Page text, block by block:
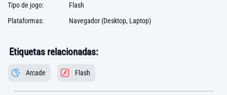
Tipo de jogo:
Flash
Plataformas:
Navegador (Desktop, Laptop)
Etiquetas relacionadas:
Arcade Flash